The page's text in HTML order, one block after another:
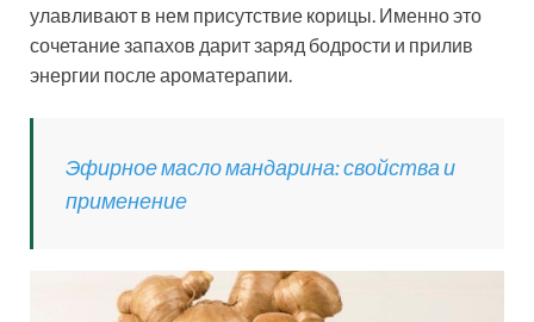
улавливают в нем присутствие корицы. Именно это
сочетание запахов дарит заряд бодрости и прилив
энергии после ароматерапии.
Эфирное масло мандарина: свойства и
применение